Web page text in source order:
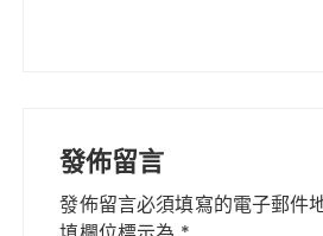
發佈留言
發佈留言必須填寫的電子郵件